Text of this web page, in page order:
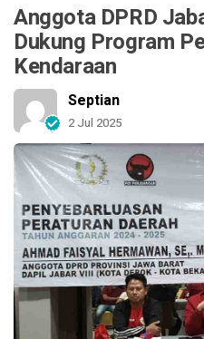
Anggota DPRD
Dukung Program
Kendaraan
Septian
2 Jul 2025